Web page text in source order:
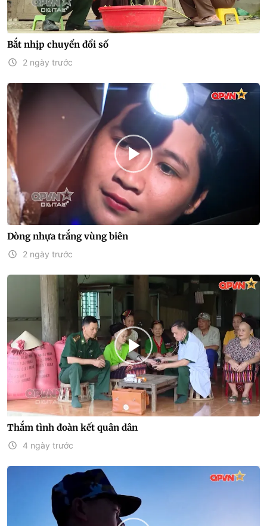
Bắt nhịp chuyển đổi số
2 ngày trước
Dòng nhựa trắng vùng biên
2 ngày trước
Thắm tình đoàn kết quân dân
4 ngày trước